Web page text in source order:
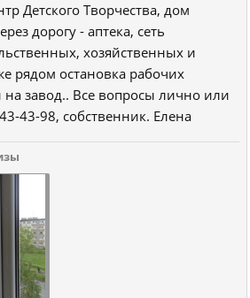
Детского Творчества, дом
дорогу - аптека, сеть
хозяйственных и
рядом остановка рабочих
на завод.. Все вопросы лично или
43-98, собственник. Елена